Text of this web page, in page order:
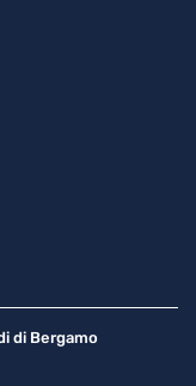
di Bergamo